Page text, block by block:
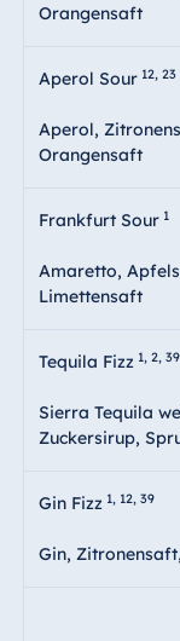
Orangensaft
Aperol Sour12, 23
Aperol,
Orangensaft
Frankfurt Sour1
Amaretto,
Limettensaft
Tequila Fizz 1, 2, 39
Sierra Tequila
Zuckersirup,
Gin Fizz 1, 12, 39
Gin,